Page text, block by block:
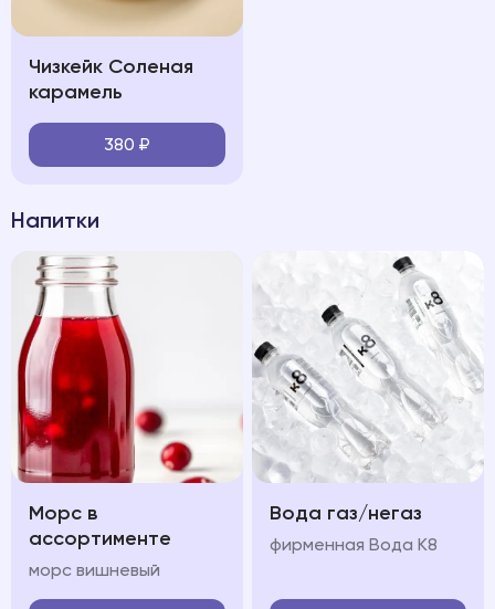
Чизкейк Соленая
карамель
380 ₽
Напитки
Морс в
ассортименте
морс вишневый
Вода газ/негаз
фирменная Вода К8